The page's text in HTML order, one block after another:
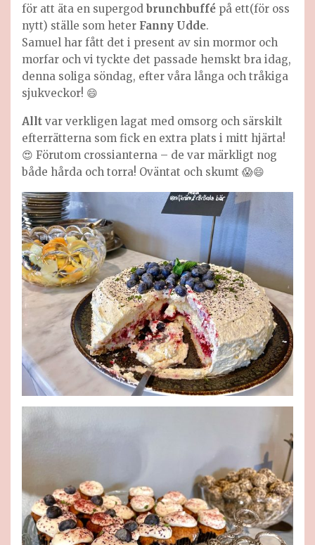
för att äta en supergod brunchbuffé på ett(för oss
nytt) ställe som heter Fanny Udde.
Samuel har fått det i present av sin mormor och
morfar och vi tyckte det passade hemskt bra idag,
denna soliga söndag, efter våra långa och tråkiga
sjukveckor! 😄
Allt var verkligen lagat med omsorg och särskilt
efterrätterna som fick en extra plats i mitt hjärta!
😍 Förutom crossianterna – de var märkligt nog
både hårda och torra! Oväntat och skumt 😱😄